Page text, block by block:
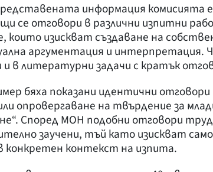
информация комисията
се отговори в различни изпитни
които изискват създаване на
аргументация и интерпретация.
в литературни задачи с кратък
бяха показани идентични отговори
опровергаване на твърдение за
Според МОН подобни отговори
заучени, тъй като изискват
конкретен контекст на изпита.